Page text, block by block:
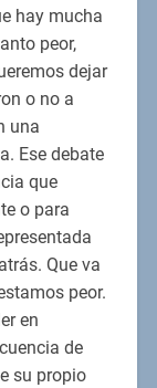
hay mucha
peor,
dejar
o no a
una
Ese debate
que
o para
Que va
peor.
en
de
su propio